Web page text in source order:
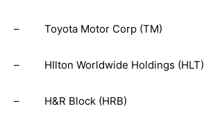
– Toyota Motor Corp (TM)
– HIlton Worldwide Holdings (HLT)
– H&R Block (HRB)